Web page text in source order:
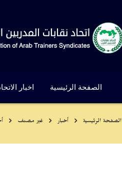
الصفحة الرئيسية اخبار
الصفحة الرئيسية أخبار غير مصنف